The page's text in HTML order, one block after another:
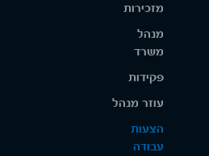
מזכירות
מנהל
משרד
פקידות
עוזר מנהל
הצעות
עבודה